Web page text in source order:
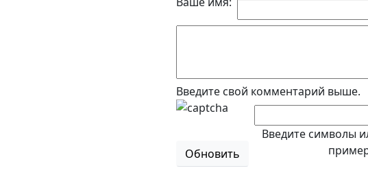
Введите свой комментарий выше.
Обновить
Введите символы